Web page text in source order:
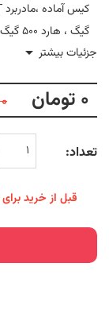
گیگ ، هارد 500 گیگ
جزئیات بیشتر 
0 تومان 0 تومان
تعداد:
قبل از خرید